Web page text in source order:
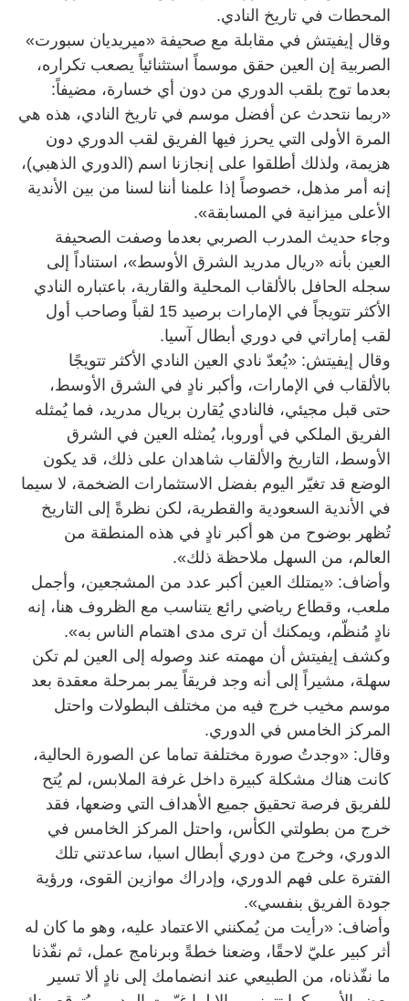
المحطات في تاريخ النادي.
وقال إيفيتش في مقابلة مع صحيفة «ميريديان سبورت»
الصربية إن العين حقق موسماً استثنائياً يصعب تكراره،
بعدما توج بلقب الدوري من دون أي خسارة، مضيفاً:
«ربما نتحدث عن أفضل موسم في تاريخ النادي، هذه هي
المرة الأولى التي يحرز فيها الفريق لقب الدوري دون
هزيمة، ولذلك أطلقوا على إنجازنا اسم (الدوري الذهبي)،
إنه أمر مذهل، خصوصاً إذا علمنا أننا لسنا من بين الأندية
الأعلى ميزانية في المسابقة».
وجاء حديث المدرب الصربي بعدما وصفت الصحيفة
العين بأنه «ريال مدريد الشرق الأوسط»، استناداً إلى
سجله الحافل بالألقاب المحلية والقارية، باعتباره النادي
الأكثر تتويجاً في الإمارات برصيد 15 لقباً وصاحب أول
لقب إماراتي في دوري أبطال آسيا.
وقال إيفيتش: «يُعدّ نادي العين النادي الأكثر تتويجًا
بالألقاب في الإمارات، وأكبر نادٍ في الشرق الأوسط،
حتى قبل مجيئي، فالنادي يُقارن بريال مدريد، فما يُمثله
الفريق الملكي في أوروبا، يُمثله العين في الشرق
الأوسط، التاريخ والألقاب شاهدان على ذلك، قد يكون
الوضع قد تغيّر اليوم بفضل الاستثمارات الضخمة، لا سيما
في الأندية السعودية والقطرية، لكن نظرةً إلى التاريخ
تُظهر بوضوح من هو أكبر نادٍ في هذه المنطقة من
العالم، من السهل ملاحظة ذلك».
وأضاف: «يمتلك العين أكبر عدد من المشجعين، وأجمل
ملعب، وقطاع رياضي رائع يتناسب مع الظروف هنا، إنه
نادٍ مُنظّم، ويمكنك أن ترى مدى اهتمام الناس به».
وكشف إيفيتش أن مهمته عند وصوله إلى العين لم تكن
سهلة، مشيراً إلى أنه وجد فريقاً يمر بمرحلة معقدة بعد
موسم مخيب خرج فيه من مختلف البطولات واحتل
المركز الخامس في الدوري.
وقال: «وجدتُ صورة مختلفة تماما عن الصورة الحالية،
كانت هناك مشكلة كبيرة داخل غرفة الملابس، لم يُتح
للفريق فرصة تحقيق جميع الأهداف التي وضعها، فقد
خرج من بطولتي الكأس، واحتل المركز الخامس في
الدوري، وخرج من دوري أبطال اسيا، ساعدتني تلك
الفترة على فهم الدوري، وإدراك موازين القوى، ورؤية
جودة الفريق بنفسي».
وأضاف: «رأيت من يُمكنني الاعتماد عليه، وهو ما كان له
أثر كبير عليّ لاحقًا، وضعنا خطةً وبرنامج عمل، ثم نفّذنا
ما نفّذناه، من الطبيعي عند انضمامك إلى نادٍ ألا تسير